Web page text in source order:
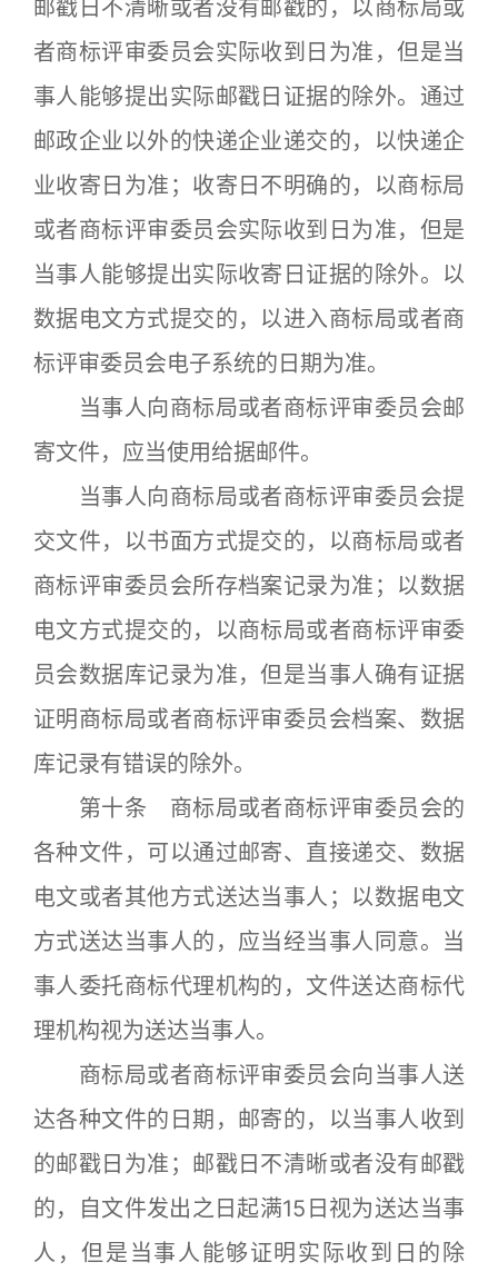
邮戳日不清晰或者没有邮戳的，以商标局或
者商标评审委员会实际收到日为准，但是当
事人能够提出实际邮戳日证据的除外。通过
邮政企业以外的快递企业递交的，以快递企
业收寄日为准；收寄日不明确的，以商标局
或者商标评审委员会实际收到日为准，但是
当事人能够提出实际收寄日证据的除外。以
数据电文方式提交的，以进入商标局或者商
标评审委员会电子系统的日期为准。
当事人向商标局或者商标评审委员会邮
寄文件，应当使用给据邮件。
当事人向商标局或者商标评审委员会提
交文件，以书面方式提交的，以商标局或者
商标评审委员会所存档案记录为准；以数据
电文方式提交的，以商标局或者商标评审委
员会数据库记录为准，但是当事人确有证据
证明商标局或者商标评审委员会档案、数据
库记录有错误的除外。
第十条 商标局或者商标评审委员会的
各种文件，可以通过邮寄、直接递交、数据
电文或者其他方式送达当事人；以数据电文
方式送达当事人的，应当经当事人同意。当
事人委托商标代理机构的，文件送达商标代
理机构视为送达当事人。
商标局或者商标评审委员会向当事人送
达各种文件的日期，邮寄的，以当事人收到
的邮戳日为准；邮戳日不清晰或者没有邮戳
的，自文件发出之日起满15日视为送达当事
人，但是当事人能够证明实际收到日的除